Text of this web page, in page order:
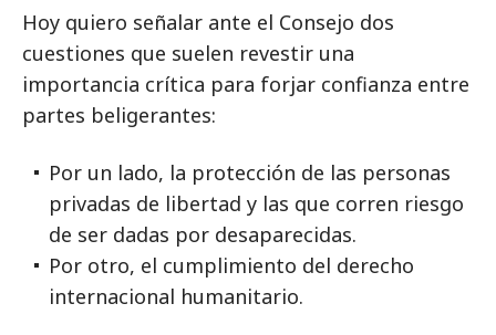
Hoy quiero señalar ante el Consejo dos
cuestiones que suelen revestir una
importancia crítica para forjar confianza entre
partes beligerantes:
Por un lado, la protección de las personas
privadas de libertad y las que corren riesgo
de ser dadas por desaparecidas.
Por otro, el cumplimiento del derecho
internacional humanitario.